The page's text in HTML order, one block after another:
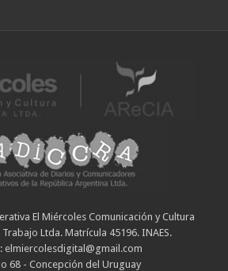
El Miércoles Comunicación y Cultura
Ltda. Matrícula 45196. INAES.
elmiercolesdigital@gmail.com
68 - Concepción del Uruguay